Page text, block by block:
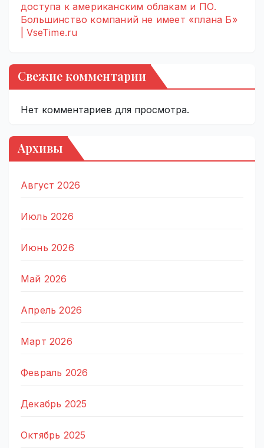
доступа к американским облакам и ПО.
Большинство компаний не имеет «плана Б»
| VseTime.ru
Свежие комментарии
Нет комментариев для просмотра.
Архивы
Август 2026
Июль 2026
Июнь 2026
Май 2026
Апрель 2026
Март 2026
Февраль 2026
Декабрь 2025
Октябрь 2025